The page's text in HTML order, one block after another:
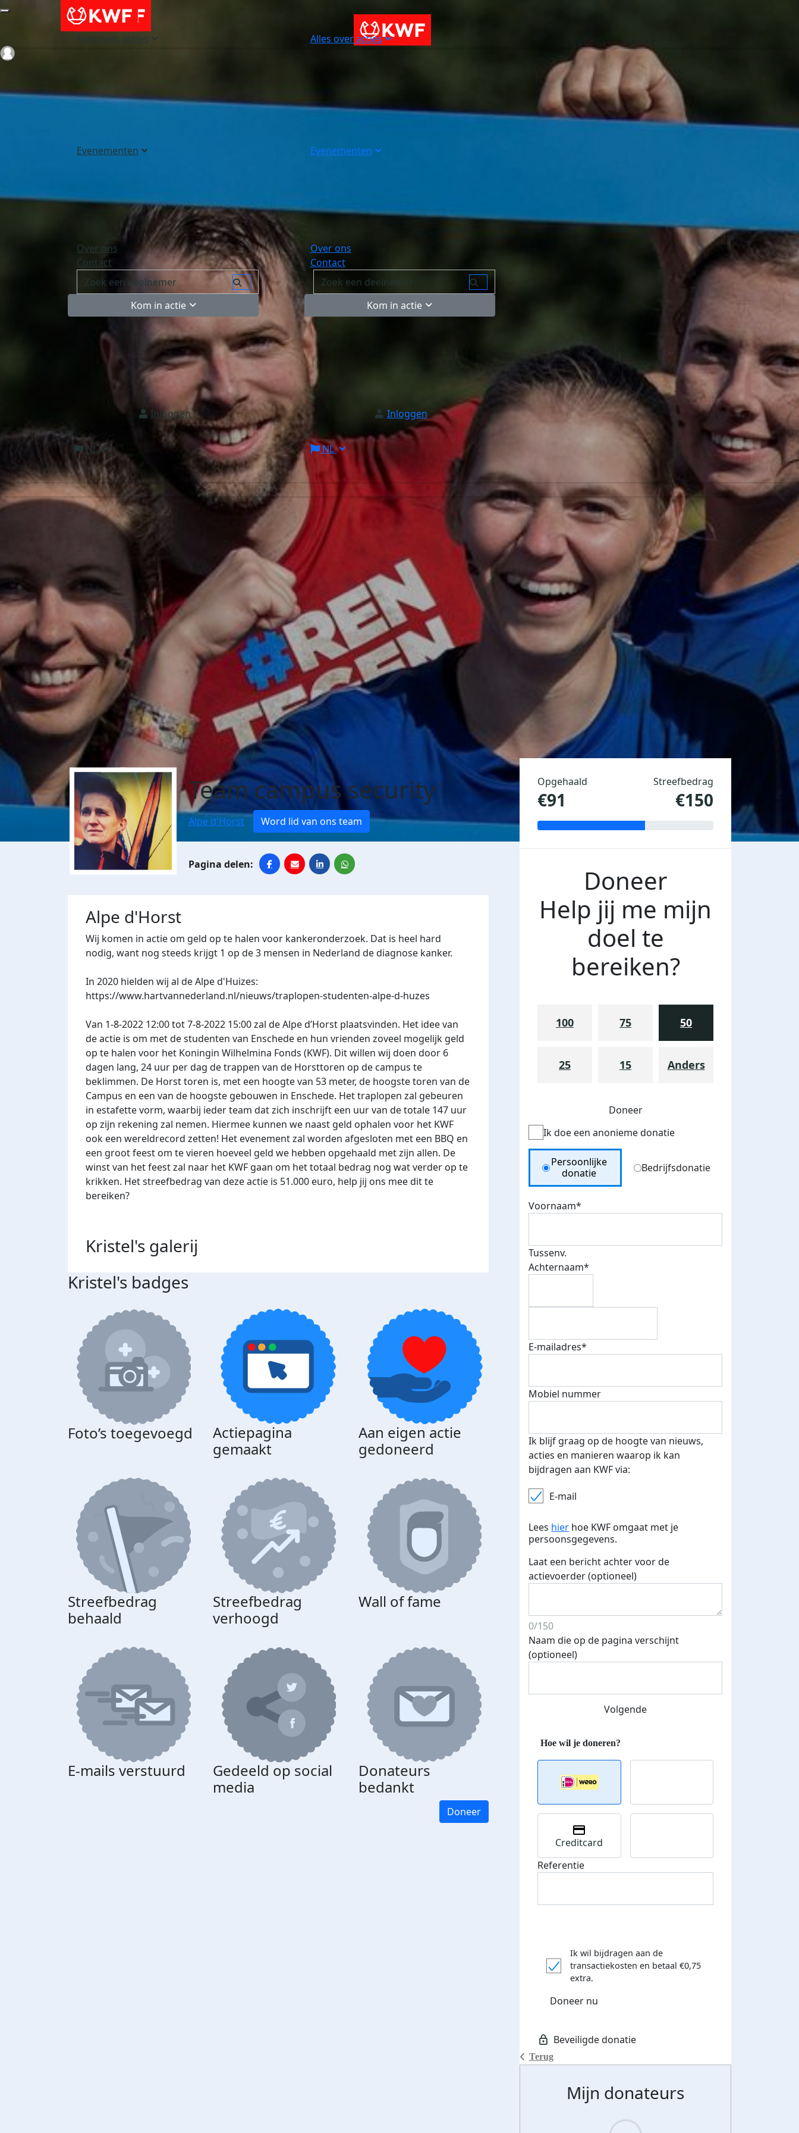
Alles over acties
Evenementen
Over ons
Contact
Kom in actie
Inloggen
NL
Alles over acties
Evenementen
Over ons
Contact
Kom in actie
Inloggen
NL
Team campus security
Alpe d'Horst Word lid van ons team
Alpe d'Horst
Wij komen in actie om geld op te halen voor kankeronderzoek. Dat is heel hard
nodig, want nog steeds krijgt 1 op de 3 mensen in Nederland de diagnose kanker.
In 2020 hielden wij al de Alpe d'Huizes:
https://www.hartvannederland.nl/nieuws/traplopen-studenten-alpe-d-huzes
Van 1-8-2022 12:00 tot 7-8-2022 15:00 zal de Alpe d’Horst plaatsvinden. Het idee van
de actie is om met de studenten van Enschede en hun vrienden zoveel mogelijk geld
op te halen voor het Koningin Wilhelmina Fonds (KWF). Dit willen wij doen door 6
dagen lang, 24 uur per dag de trappen van de Horsttoren op de campus te
beklimmen. De Horst toren is, met een hoogte van 53 meter, de hoogste toren van de
Campus en een van de hoogste gebouwen in Enschede. Het traplopen zal gebeuren
in estafette vorm, waarbij ieder team dat zich inschrijft een uur van de totale 147 uur
op zijn rekening zal nemen. Hiermee kunnen we naast geld ophalen voor het KWF
ook een wereldrecord zetten! Het evenement zal worden afgesloten met een BBQ en
een groot feest om te vieren hoeveel geld we hebben opgehaald met zijn allen. De
winst van het feest zal naar het KWF gaan om het totaal bedrag nog wat verder op te
krikken. Het streefbedrag van deze actie is 51.000 euro, help jij ons mee dit te
bereiken?
Kristel's galerij
Kristel's badges
Foto’s toegevoegd
Actiepagina
gemaakt
Aan eigen actie
gedoneerd
Streefbedrag
behaald
Streefbedrag
verhoogd
Wall of fame
E-mails verstuurd
Gedeeld op social
media
Donateurs
bedankt
Doneer
Opgehaald
€91
Streefbedrag
€150
Doneer
Help jij me mijn
doel te
bereiken?
100 75 50
25 15 Anders
Doneer
Ik doe een anonieme donatie
Donation Type
Persoonlijke
donatie
Bedrijfsdonatie
Voornaam*
Tussenv.
Achternaam*
E-mailadres*
Mobiel nummer
Ik blijf graag op de hoogte van nieuws,
acties en manieren waarop ik kan
bijdragen aan KWF via:
E-mail
Lees hier hoe KWF omgaat met je
persoonsgegevens.
Laat een bericht achter voor de
actievoerder (optioneel)
0/150
Naam die op de pagina verschijnt
(optioneel)
Volgende
Terug
Creditcard
Referentie
Ik wil bijdragen aan de
transactiekosten en betaal €0,75
extra.
Doneer nu
Mijn donateurs